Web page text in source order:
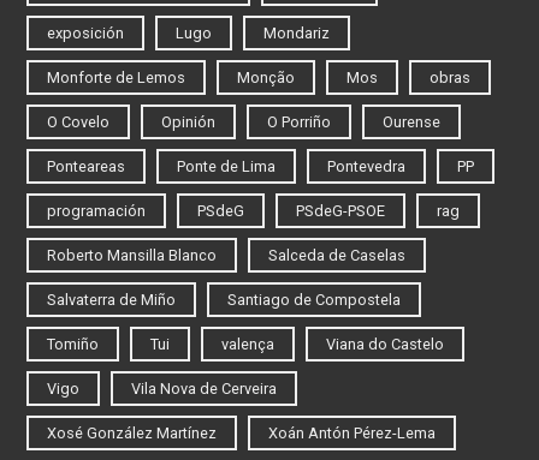
exposición Lugo Mondariz
Monforte de Lemos Monção Mos obras
O Covelo Opinión O Porriño Ourense
Ponteareas Ponte de Lima Pontevedra PP
programación PSdeG PSdeG-PSOE rag
Roberto Mansilla Blanco Salceda de Caselas
Salvaterra de Miño Santiago de Compostela
Tomiño Tui valença Viana do Castelo
Vigo Vila Nova de Cerveira
Xosé González Martínez Xoán Antón Pérez-Lema